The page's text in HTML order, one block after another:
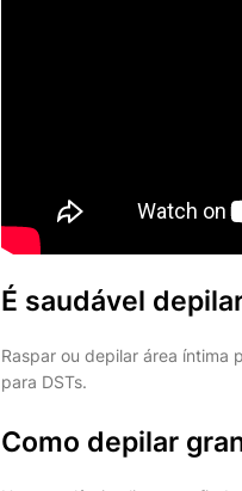
É saudável
Raspar ou depilar área íntima
para DSTs.
Como depilar